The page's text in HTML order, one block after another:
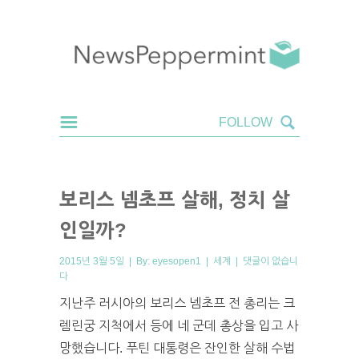
보리스 넴초프 살해, 정치 살
인일까?
2015년 3월 5일 | By: eyesopen1 | 세계 | 댓글이 없습니
다
지난주 러시아의 보리스 넴초프 전 총리는 크
렘린궁 지척에서 등에 네 군데 총상을 입고 사
망했습니다. 푸틴 대통령은 잔인한 살해 수법